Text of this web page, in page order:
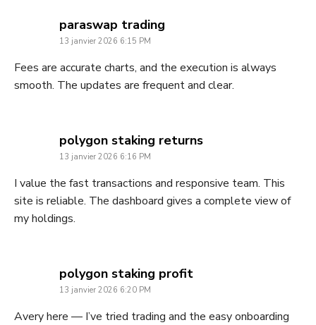
paraswap trading
13 janvier 2026 6:15 PM
Fees are accurate charts, and the execution is always
smooth. The updates are frequent and clear.
polygon staking returnssays:
13 janvier 2026 6:16 PM
I value the fast transactions and responsive team. This
site is reliable. The dashboard gives a complete view of
my holdings.
polygon staking profitsays:
13 janvier 2026 6:20 PM
Avery here — I’ve tried trading and the easy onboarding